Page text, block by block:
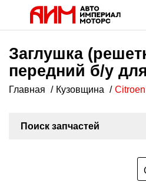
Заглушка
передний б/у
Главная Кузовщина Citroen
Поиск запчастей